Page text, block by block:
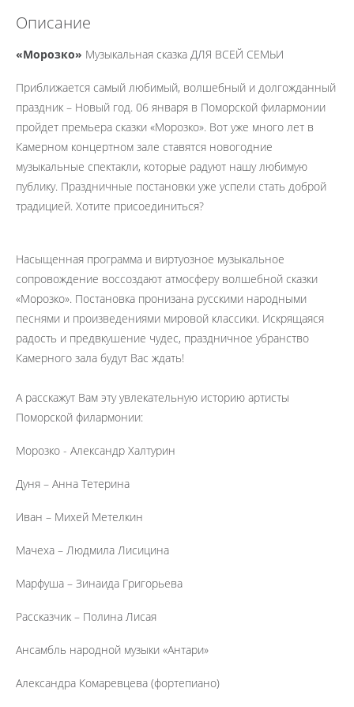
Описание
«Морозко» Музыкальная сказка ДЛЯ ВСЕЙ СЕМЬИ
Приближается самый любимый, волшебный и долгожданный
праздник – Новый год. 06 января в Поморской филармонии
пройдет премьера сказки «Морозко». Вот уже много лет в
Камерном концертном зале ставятся новогодние
музыкальные спектакли, которые радуют нашу любимую
публику. Праздничные постановки уже успели стать доброй
традицией. Хотите присоединиться?
Насыщенная программа и виртуозное музыкальное
сопровождение воссоздают атмосферу волшебной сказки
«Морозко». Постановка пронизана русскими народными
песнями и произведениями мировой классики. Искрящаяся
радость и предвкушение чудес, праздничное убранство
Камерного зала будут Вас ждать!
А расскажут Вам эту увлекательную историю артисты
Поморской филармонии:
Морозко - Александр Халтурин
Дуня – Анна Тетерина
Иван – Михей Метелкин
Мачеха – Людмила Лисицина
Марфуша – Зинаида Григорьева
Рассказчик – Полина Лисая
Ансамбль народной музыки «Антари»
Александра Комаревцева (фортепиано)